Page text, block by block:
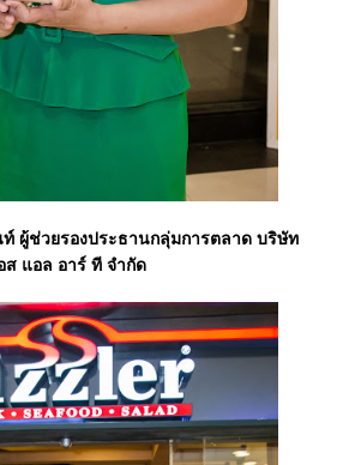
ผู้ช่วยรองประธานกลุ่มการตลาด บริษัท
ส แอล อาร์ ที จำกัด